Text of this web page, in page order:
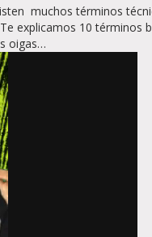
muchos términos
explicamos 10 términos
oigas…